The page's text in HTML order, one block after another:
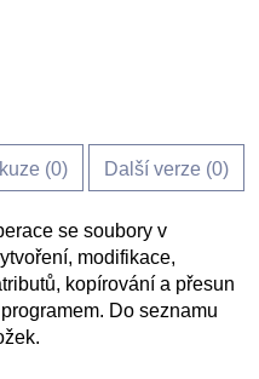
(0) Další verze (0)
se soubory v
modifikace,
kopírování a přesun
Do seznamu